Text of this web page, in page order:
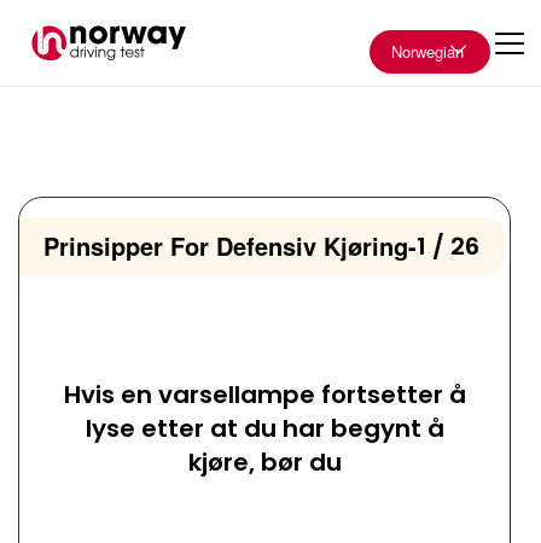
Norwegian
Prinsipper For Defensiv Kjøring-1 / 26
Hvis en varsellampe fortsetter å
lyse etter at du har begynt å
kjøre, bør du